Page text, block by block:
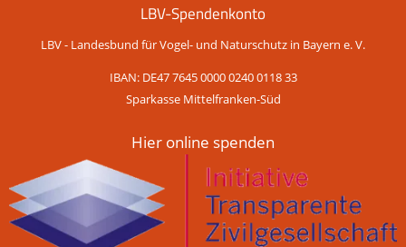
LBV-Spendenkonto
LBV - Landesbund für Vogel- und Naturschutz in Bayern e. V.
IBAN: DE47 7645 0000 0240 0118 33
Sparkasse Mittelfranken-Süd
Hier online spenden